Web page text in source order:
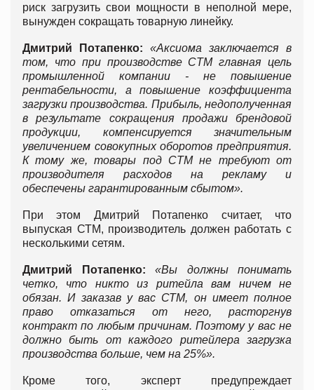
риск загрузить свои мощности в неполной мере,
вынужден сокращать товарную линейку.
Дмитрий Потапенко: «Аксиома заключается в
том, что при производстве CТМ главная цель
промышленной компании - не повышение
рентабельности, а повышение коэффициента
загрузки производства. Прибыль, недополученная
в результате сокращения продажи брендовой
продукции, компенсируется значительным
увеличением совокупных оборотов предприятия.
К тому же, товары под CТМ не требуют от
производителя расходов на рекламу и
обеспечены гарантированным сбытом».
При этом Дмитрий Потапенко считает, что
выпуская СТМ, производитель должен работать с
несколькими сетям.
Дмитрий Потапенко: «Вы должны понимать
четко, что никто из ритейла вам ничем не
обязан. И заказав у вас СТМ, он имеет полное
право отказаться от него, расторгнув
контракт по любым причинам. Поэтому у вас не
должно быть от каждого ритейлера загрузка
производства больше, чем на 25%».
Кроме того, эксперт предупреждает